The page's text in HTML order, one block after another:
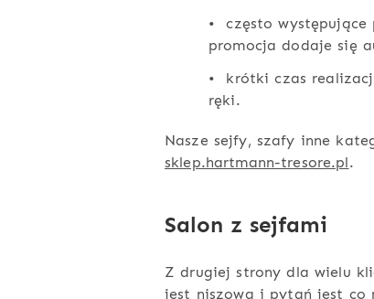
• często występujące
promocja dodaje się
• krótki czas
ręki.
Nasze sejfy, szafy inne
sklep.hartmann-tresore.pl.
Salon z sejfami
Z drugiej strony dla wielu
jest niszowa i pytań jest co